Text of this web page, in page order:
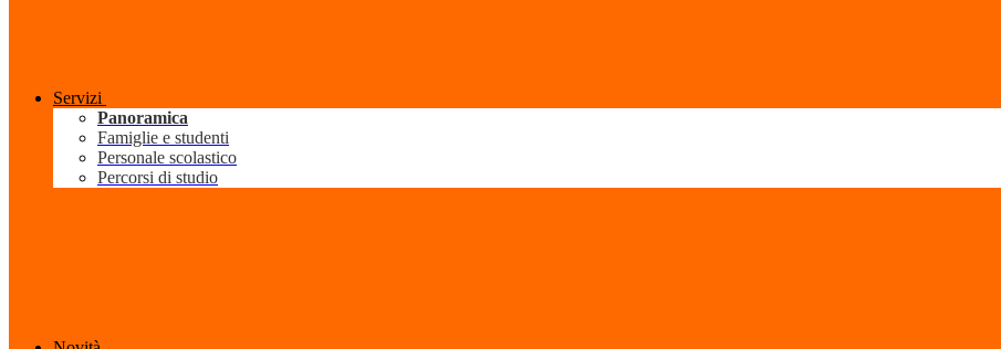
Servizi
Panoramica
Famiglie e studenti
Personale scolastico
Percorsi di studio